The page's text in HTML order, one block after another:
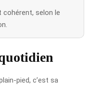
selon le
pied, c’est sa